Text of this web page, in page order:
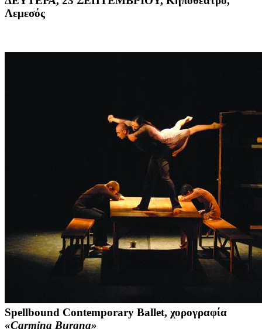
Λεμεσός
Spellbound Contemporary Ballet, χορογραφία
«Carmina Burana»